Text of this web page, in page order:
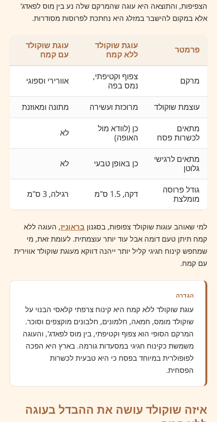
הצפיפות, והתוצאה היא עוגה שהמרקם שלה נע בין מוס לפאדג'
אלא במקום להישבר במזלג היא נחתכת לפרוסות מסודרות.
פרמטר
עוגת שוקולד
ללא קמח
עוגת שוקולד
עם קמח
מרקם
צפוף וקטיפתי,
נמס בפה
אוורירי וספוגי
עוצמת שוקולד מרוכזת ועשירה
מתונה ומאוזנת
מתאים
לכשרות פסח
כן (לוודא מול
האופה)
לא
מתאים לרגישי
גלוטן
כן באופן טבעי לא
גודל פרוסה
מומלצת
דקה, 1.5 ס"מ רגילה, 3 ס"מ
למי שאוהב עוגות שוקולד צפופות, בסגנון בראוניז, העוגה ללא
קמח תיתן טעם דומה אבל עוד יותר עוצמתית. לעומת זאת, מי
שמחפש קינוח חגיגי קליל יותר ייהנה דווקא מעוגת שוקולד אווירית
עם קמח.
הגדרה
עוגת שוקולד ללא קמח היא קינוח צרפתי קלאסי הבנוי על
שוקולד מומס, חמאה, חלמונים, חלבונים מוקצפים וסוכר.
המרקם הסופי הוא צפוף וקטיפתי, בין מוס לפאדג', והעוגה
משמשת כקינוח חגיגי במסעדות גורמה. בארץ היא הפכה
לפופולרית במיוחד בפסח כי היא טבעית לכשרות
הפסחית.
איזה שוקולד עושה את ההבדל בעוגה